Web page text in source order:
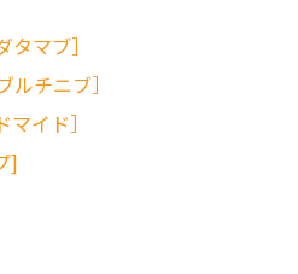
マブ］
チニブ］
イド］
]